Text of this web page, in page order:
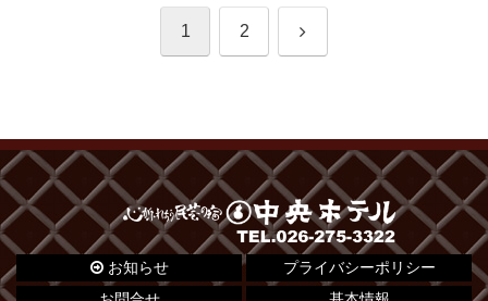
1 2 次
お知らせ
プライバシーポリシー